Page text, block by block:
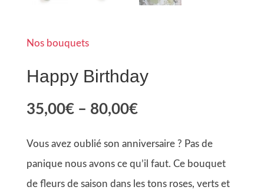
Nos bouquets
Happy Birthday
35,00€ – 80,00€Price
35,00€
through
80,00€
Vous avez oublié son anniversaire ? Pas de
panique nous avons ce qu’il faut. Ce bouquet
de fleurs de saison dans les tons roses, verts et